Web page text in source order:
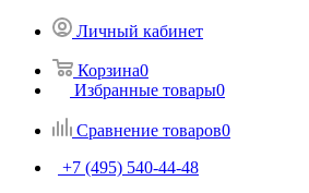
Личный кабинет
Корзина0
Избранные товары0
Сравнение товаров0
+7 (495) 540-44-48